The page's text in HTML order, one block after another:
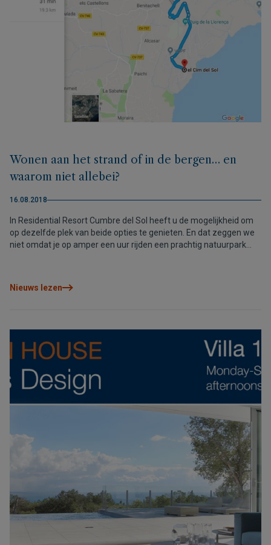
Wonen aan het strand of in de bergen… en
waarom niet allebei?
16.08.2018
In Residential Resort Cumbre del Sol heeft u de mogelijkheid om
op dezelfde plek van beide opties te genieten. En dat zeggen we
niet omdat je op amper een uur rijden een prachtig natuurpark
Nieuws lezen